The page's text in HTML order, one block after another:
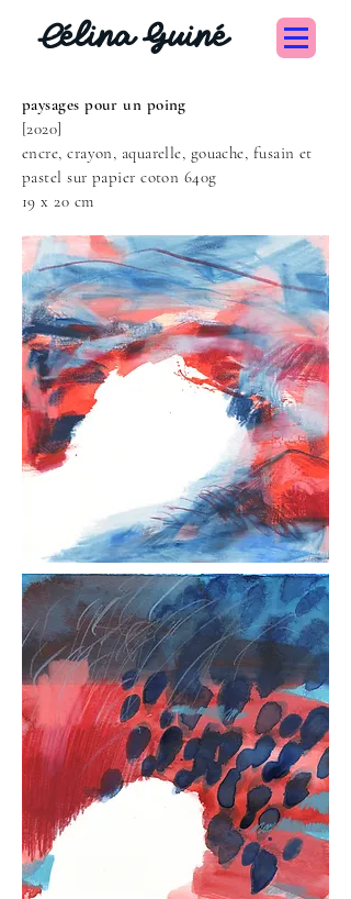
Célina Guiné
paysages pour un poing
[2020]
encre, crayon, aquarelle, gouache, fusain et
pastel sur papier coton 640g
19 x 20 cm